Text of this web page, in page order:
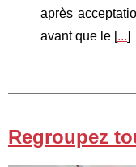
après
avant que le [...]
Regroupez